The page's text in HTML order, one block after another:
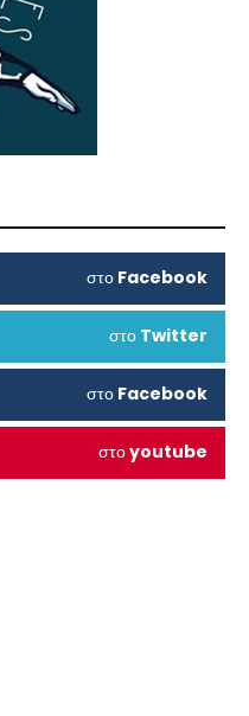
στο Facebook
στο Twitter
στο Facebook
στοyoutube